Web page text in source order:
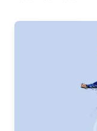
FC Barcelona club badge